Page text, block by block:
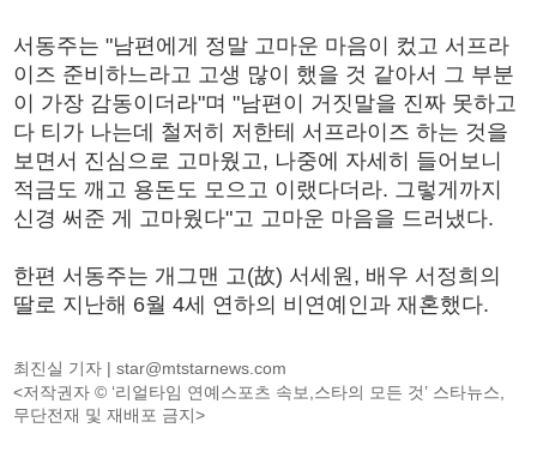
서동주는 "남편에게 정말 고마운 마음이 컸고 서프라
이즈 준비하느라고 고생 많이 했을 것 같아서 그 부분
이 가장 감동이더라"며 "남편이 거짓말을 진짜 못하고
다 티가 나는데 철저히 저한테 서프라이즈 하는 것을
보면서 진심으로 고마웠고, 나중에 자세히 들어보니
적금도 깨고 용돈도 모으고 이랬다더라. 그렇게까지
신경 써준 게 고마웠다"고 고마운 마음을 드러냈다.
한편 서동주는 개그맨 고(故) 서세원, 배우 서정희의
딸로 지난해 6월 4세 연하의 비연예인과 재혼했다.
최진실 기자 |star@mtstarnews.com
<저작권자 © ‘리얼타임 연예스포츠 속보,스타의 모든 것’ 스타뉴스,
무단전재 및 재배포 금지>